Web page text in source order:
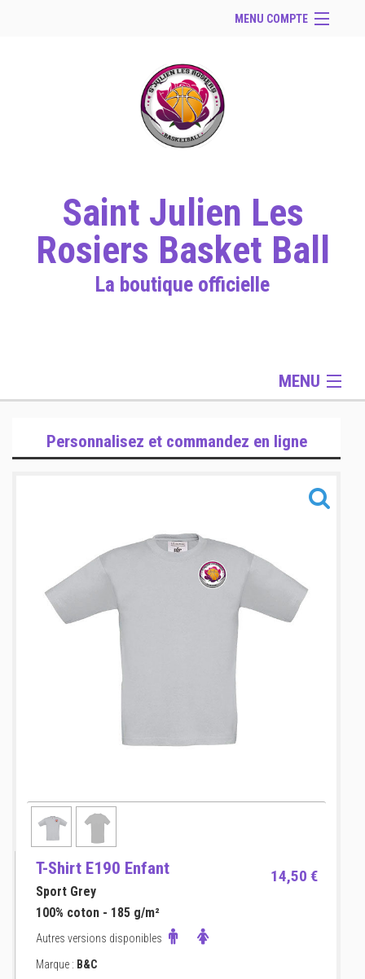
MENU COMPTE
Site Web du club
Facebook
Se connecter
Panier (vide
Saint Julien Les
Rosiers Basket Ball
La boutique officielle
MENU
Gamme Accessoires
Personnalisez et commandez en ligne
T-Shirt E190 Enfant 14,50 €
Sport Grey
100% coton - 185 g/m²
Autres versions disponibles
Marque : B&C